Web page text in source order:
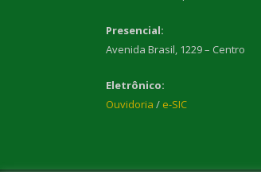
Presencial:
Avenida Brasil, 1229 – Centro
Eletrônico:
Ouvidoria / e-SIC